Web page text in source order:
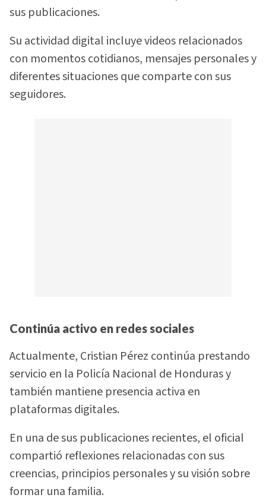
sus publicaciones.
Su actividad digital incluye videos relacionados
con momentos cotidianos, mensajes personales y
diferentes situaciones que comparte con sus
seguidores.
Continúa activo en redes sociales
Actualmente, Cristian Pérez continúa prestando
servicio en la Policía Nacional de Honduras y
también mantiene presencia activa en
plataformas digitales.
En una de sus publicaciones recientes, el oficial
compartió reflexiones relacionadas con sus
creencias, principios personales y su visión sobre
formar una familia.